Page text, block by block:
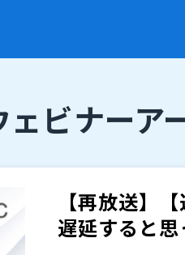
ェビナーア
【再放送】
遅延すると